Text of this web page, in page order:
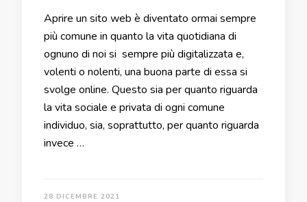
Aprire un sito web è diventato ormai sempre
più comune in quanto la vita quotidiana di
ognuno di noi si sempre più digitalizzata e,
volenti o nolenti, una buona parte di essa si
svolge online. Questo sia per quanto riguarda
la vita sociale e privata di ogni comune
individuo, sia, soprattutto, per quanto riguarda
invece …
28 DICEMBRE 2021